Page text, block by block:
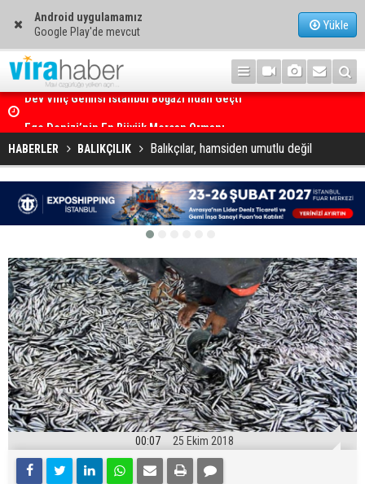
Android uygulamamız
Google Play'de mevcut
Yükle
HABERLER BALIKÇILIK Balıkçılar, hamsiden umutlu değil
00:07 25 Ekim 2018